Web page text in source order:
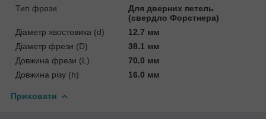
Тип фрези
Для дверних петель
(свердло Форстнера)
Діаметр хвостовика (d)
12.7 мм
Діаметр фрези (D)
38.1 мм
Довжина фрези (L)
70.0 мм
Довжина різу (h)
16.0 мм
Приховати